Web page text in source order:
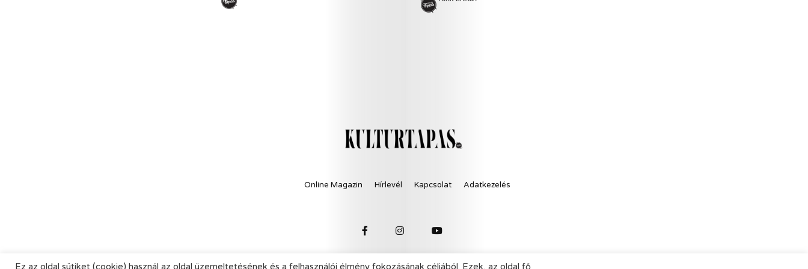
Online Magazin Hírlevél Kapcsolat Adatkezelés
Ez az oldal sütiket (cookie) használ az oldal üzemeltetésének és a felhasználói élmény fokozásának céljából. Ezek, az oldal fő